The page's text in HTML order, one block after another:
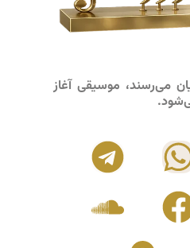
می‌رسند، موسیقی آغاز